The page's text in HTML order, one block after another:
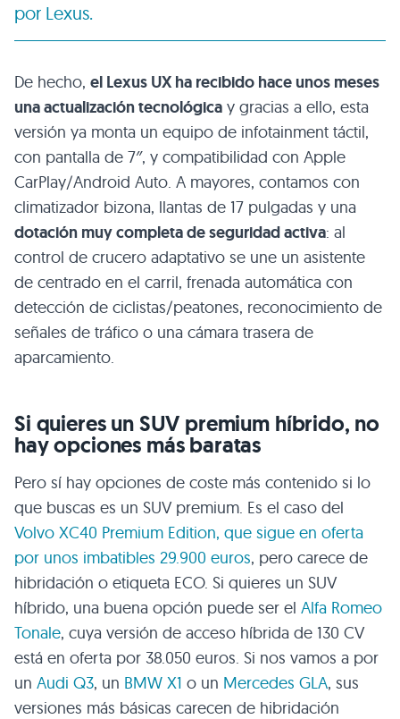
por Lexus.
De hecho, el Lexus UX ha recibido hace unos meses
una actualización tecnológica y gracias a ello, esta
versión ya monta un equipo de infotainment táctil,
con pantalla de 7″, y compatibilidad con Apple
CarPlay/Android Auto. A mayores, contamos con
climatizador bizona, llantas de 17 pulgadas y una
dotación muy completa de seguridad activa: al
control de crucero adaptativo se une un asistente
de centrado en el carril, frenada automática con
detección de ciclistas/peatones, reconocimiento de
señales de tráfico o una cámara trasera de
aparcamiento.
Si quieres un SUV premium híbrido, no
hay opciones más baratas
Pero sí hay opciones de coste más contenido si lo
que buscas es un SUV premium. Es el caso del
Volvo XC40 Premium Edition, que sigue en oferta
por unos imbatibles 29.900 euros, pero carece de
hibridación o etiqueta ECO. Si quieres un SUV
híbrido, una buena opción puede ser el Alfa Romeo
Tonale, cuya versión de acceso híbrida de 130 CV
está en oferta por 38.050 euros. Si nos vamos a por
un Audi Q3, un BMW X1 o un Mercedes GLA, sus
versiones más básicas carecen de hibridación